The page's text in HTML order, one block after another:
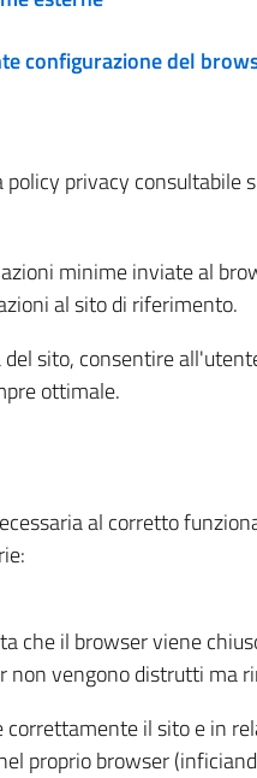
configurazione del
privacy
minime inviate al
al sito di riferimento.
sito, consentire
ottimale.
al corretto
che il browser viene
vengono distrutti ma
correttamente il sito e in
proprio browser